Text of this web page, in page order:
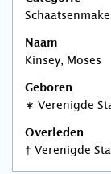
Naam
Kinsey, Moses
Geboren
∗ Verenigde
Overleden
† Verenigde